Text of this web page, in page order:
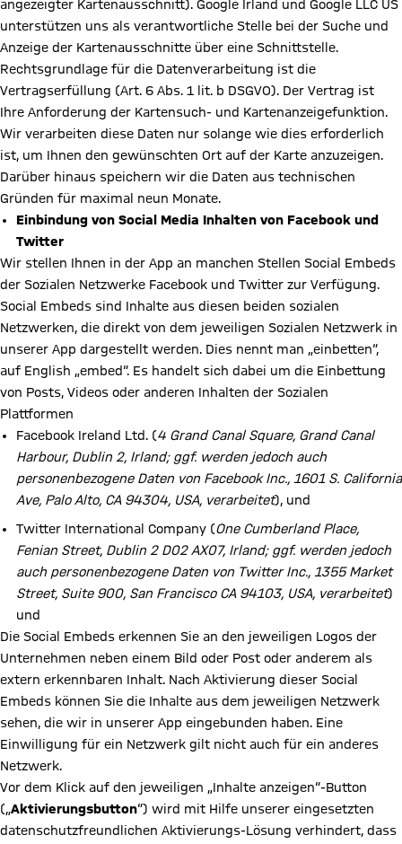
angezeigter Kartenausschnitt). Google Irland und Google LLC US
unterstützen uns als verantwortliche Stelle bei der Suche und
Anzeige der Kartenausschnitte über eine Schnittstelle.
Rechtsgrundlage für die Datenverarbeitung ist die
Vertragserfüllung (Art. 6 Abs. 1 lit. b DSGVO). Der Vertrag ist
Ihre Anforderung der Kartensuch- und Kartenanzeigefunktion.
Wir verarbeiten diese Daten nur solange wie dies erforderlich
ist, um Ihnen den gewünschten Ort auf der Karte anzuzeigen.
Darüber hinaus speichern wir die Daten aus technischen
Gründen für maximal neun Monate.
Einbindung von Social Media Inhalten von Facebook und
Twitter
Wir stellen Ihnen in der App an manchen Stellen Social Embeds
der Sozialen Netzwerke Facebook und Twitter zur Verfügung.
Social Embeds sind Inhalte aus diesen beiden sozialen
Netzwerken, die direkt von dem jeweiligen Sozialen Netzwerk in
unserer App dargestellt werden. Dies nennt man „einbetten“,
auf English „embed“. Es handelt sich dabei um die Einbettung
von Posts, Videos oder anderen Inhalten der Sozialen
Plattformen
Facebook Ireland Ltd. (4 Grand Canal Square, Grand Canal
Harbour, Dublin 2, Irland; ggf. werden jedoch auch
personenbezogene Daten von Facebook Inc., 1601 S. California
Ave, Palo Alto, CA 94304, USA, verarbeitet), und
Twitter International Company (One Cumberland Place,
Fenian Street, Dublin 2 D02 AX07, Irland; ggf. werden jedoch
auch personenbezogene Daten von Twitter Inc., 1355 Market
Street, Suite 900, San Francisco CA 94103, USA, verarbeitet)
und
Die Social Embeds erkennen Sie an den jeweiligen Logos der
Unternehmen neben einem Bild oder Post oder anderem als
extern erkennbaren Inhalt. Nach Aktivierung dieser Social
Embeds können Sie die Inhalte aus dem jeweiligen Netzwerk
sehen, die wir in unserer App eingebunden haben. Eine
Einwilligung für ein Netzwerk gilt nicht auch für ein anderes
Netzwerk.
Vor dem Klick auf den jeweiligen „Inhalte anzeigen“-Button
(„Aktivierungsbutton“) wird mit Hilfe unserer eingesetzten
datenschutzfreundlichen Aktivierungs-Lösung verhindert, dass